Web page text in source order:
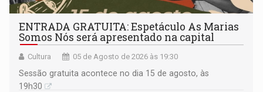
ENTRADA GRATUITA: Espetáculo As Marias
Somos Nós será apresentado na capital
Cultura 05 de Agosto de 2026 às 19:30
Sessão gratuita acontece no dia 15 de agosto, às
19h30